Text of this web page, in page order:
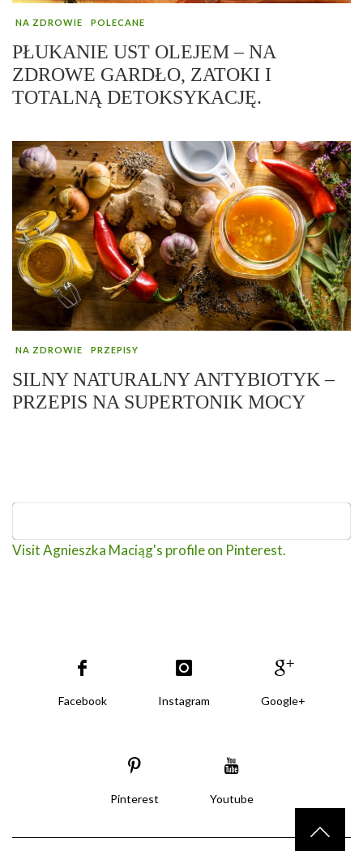
NA ZDROWIE POLECANE
PŁUKANIE UST OLEJEM – NA
ZDROWE GARDŁO, ZATOKI I
TOTALNĄ DETOKSYKACJĘ.
NA ZDROWIE PRZEPISY
SILNY NATURALNY ANTYBIOTYK –
PRZEPIS NA SUPERTONIK MOCY
Visit Agnieszka Maciąg's profile on Pinterest.
Facebook Instagram Google+
Pinterest Youtube